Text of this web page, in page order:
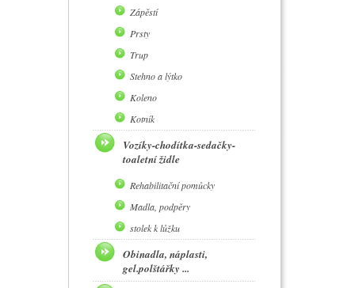
Zápěstí
Prsty
Trup
Stehno a lýtko
Koleno
Kotník
Vozíky-chodítka-sedačky-
toaletní židle
Rehabilitační pomůcky
Madla, podpěry
stolek k lůžku
Obinadla, náplasti,
gel.polštářky ...